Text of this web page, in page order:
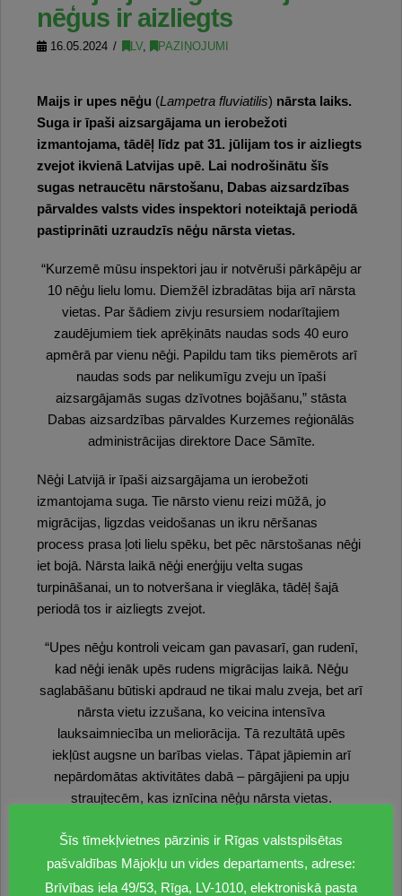
nēģus ir aizliegts
16.05.2024 LV, PAZIŅOJUMI
Maijs ir upes nēģu (Lampetra fluviatilis) nārsta laiks.
Suga ir īpaši aizsargājama un ierobežoti
izmantojama, tādēļ līdz pat 31. jūlijam tos ir aizliegts
zvejot ikvienā Latvijas upē. Lai nodrošinātu šīs
sugas netraucētu nārstošanu, Dabas aizsardzības
pārvaldes valsts vides inspektori noteiktajā periodā
pastiprināti uzraudzīs nēģu nārsta vietas.
“Kurzemē mūsu inspektori jau ir notvēruši pārkāpēju ar
10 nēģu lielu lomu. Diemžēl izbradātas bija arī nārsta
vietas. Par šādiem zivju resursiem nodarītajiem
zaudējumiem tiek aprēķināts naudas sods 40 euro
apmērā par vienu nēģi. Papildu tam tiks piemērots arī
naudas sods par nelikumīgu zveju un īpaši
aizsargājamās sugas dzīvotnes bojāšanu,” stāsta
Dabas aizsardzības pārvaldes Kurzemes reģionālās
administrācijas direktore Dace Sāmīte.
Nēģi Latvijā ir īpaši aizsargājama un ierobežoti
izmantojama suga. Tie nārsto vienu reizi mūžā, jo
migrācijas, ligzdas veidošanas un ikru nēršanas
process prasa ļoti lielu spēku, bet pēc nārstošanas nēģi
iet bojā. Nārsta laikā nēģi enerģiju velta sugas
turpināšanai, un to notveršana ir vieglāka, tādēļ šajā
periodā tos ir aizliegts zvejot.
“Upes nēģu kontroli veicam gan pavasarī, gan rudenī,
kad nēģi ienāk upēs rudens migrācijas laikā. Nēģu
saglabāšanu būtiski apdraud ne tikai malu zveja, bet arī
nārsta vietu izzušana, ko veicina intensīva
lauksaimniecība un meliorācija. Tā rezultātā upēs
iekļūst augsne un barības vielas. Tāpat jāpiemin arī
nepārdomātas aktivitātes dabā – pārgājieni pa upju
straujtecēm, kas iznīcina nēģu nārsta vietas.
inspektori ieguvuši tehnisko nodrošinājumu –
termokameras un binokļus, kas būtiski atvieglo darbu.
Tostarp nēģu zvejas uzraudzīšanu diennakts tumšajā
Šīs tīmekļvietnes pārzinis ir Rīgas valstspilsētas
pašvaldības Mājokļu un vides departaments, adrese:
Brīvības iela 49/53, Rīga, LV-1010, elektroniskā pasta